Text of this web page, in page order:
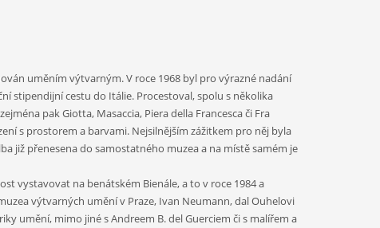
uměním výtvarným. V roce 1968 byl pro výrazné nadání
stipendijní cestu do Itálie. Procestoval, spolu s několika
pak Giotta, Masaccia, Piera della Francesca či Fra
s prostorem a barvami. Nejsilnějším zážitkem pro něj byla
již přenesena do samostatného muzea a na místě samém je
vystavovat na benátském Bienále, a to v roce 1984 a
výtvarných umění v Praze, Ivan Neumann, dal Ouhelovi
umění, mimo jiné s Andreem B. del Guerciem či s malířem a